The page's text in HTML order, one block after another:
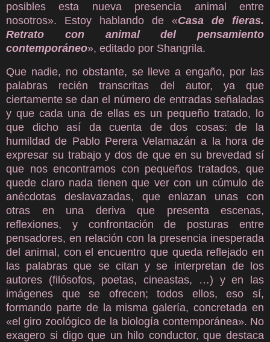
posibles esta nueva presencia animal entre
nosotros». Estoy hablando de «Casa de fieras.
Retrato con animal del pensamiento
contemporáneo», editado por Shangrila.
Que nadie, no obstante, se lleve a engaño, por las
palabras recién transcritas del autor, ya que
ciertamente se dan el número de entradas señaladas
y que cada una de ellas es un pequeño tratado, lo
que dicho así da cuenta de dos cosas: de la
humildad de Pablo Perera Velamazán a la hora de
expresar su trabajo y dos de que en su brevedad sí
que nos encontramos con pequeños tratados, que
quede claro nada tienen que ver con un cúmulo de
anécdotas deslavazadas, que enlazan unas con
otras en una deriva que presenta escenas,
reflexiones, y confrontación de posturas entre
pensadores, en relación con la presencia inesperada
del animal, con el encuentro que queda reflejado en
las palabras que se citan y se interpretan de los
autores (filósofos, poetas, cineastas, …) y en las
imágenes que se ofrecen; todos ellos, eso sí,
formando parte de la misma galería, concretada en
«el giro zoológico de la biología contemporánea». No
exagero si digo que un hilo conductor, que destaca